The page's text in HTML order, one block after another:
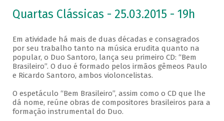
Quartas Clássicas - 25.03.2015 - 19h
Em atividade há mais de duas décadas e consagrados
por seu trabalho tanto na música erudita quanto na
popular, o Duo Santoro, lança seu primeiro CD: “Bem
Brasileiro”. O duo é formado pelos irmãos gêmeos Paulo
e Ricardo Santoro, ambos violoncelistas.
O espetáculo “Bem Brasileiro”, assim como o CD que lhe
dá nome, reúne obras de compositores brasileiros para a
formação instrumental do Duo.